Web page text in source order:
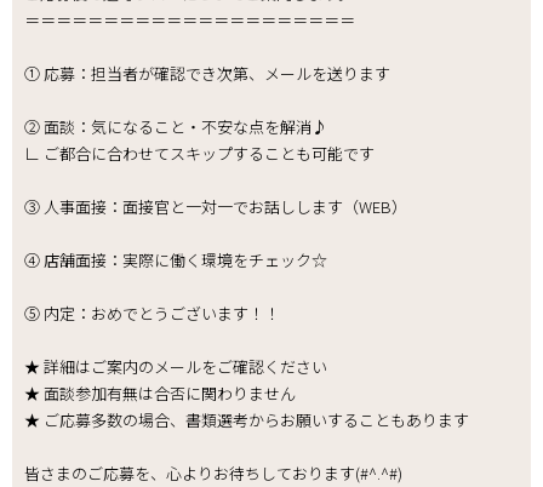
＝＝＝＝＝＝＝＝＝＝＝＝＝＝＝＝＝＝＝＝＝
① 応募：担当者が確認でき次第、メールを送ります
② 面談：気になること・不安な点を解消♪
∟ ご都合に合わせてスキップすることも可能です
③ 人事面接：面接官と一対一でお話しします（WEB）
④ 店舗面接：実際に働く環境をチェック☆
⑤ 内定：おめでとうございます！！
★ 詳細はご案内のメールをご確認ください
★ 面談参加有無は合否に関わりません
★ ご応募多数の場合、書類選考からお願いすることもあります
皆さまのご応募を、心よりお待ちしております(#^.^#)